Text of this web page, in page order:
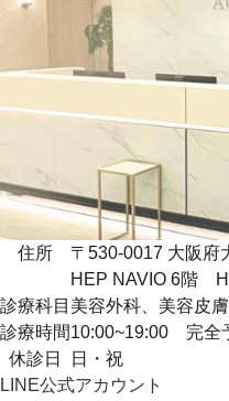
住所
〒530-0017 大阪府
HEP NAVIO 6階
診療科目 美容外科、美容皮
診療時間10:00~19:00 完全
休診日
日・祝
LINE公式アカウント